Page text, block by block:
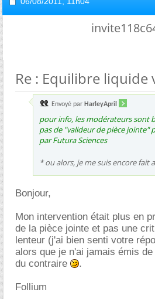
Re : Equilibre liquide
Envoyé par HarleyApril
pour info, les modérateurs sont
pas de "valideur de pièce jointe"
par Futura Sciences
* ou alors, je me suis encore fait
Bonjour,
Mon intervention était plus en
de la pièce jointe et pas une
lenteur (j'ai bien senti votre
alors que je n'ai jamais émis
du contraire
.
Follium